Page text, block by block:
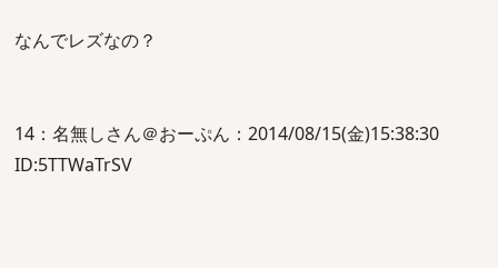
なんでレズなの？
14：名無しさん＠おーぷん：2014/08/15(金)15:38:30
ID:5TTWaTrSV